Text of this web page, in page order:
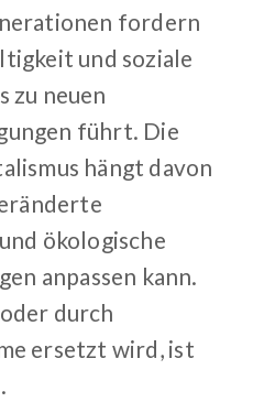
fordern
und soziale
zu neuen
führt. Die
hängt davon
ökologische
anpassen kann.
durch
ersetzt wird, ist